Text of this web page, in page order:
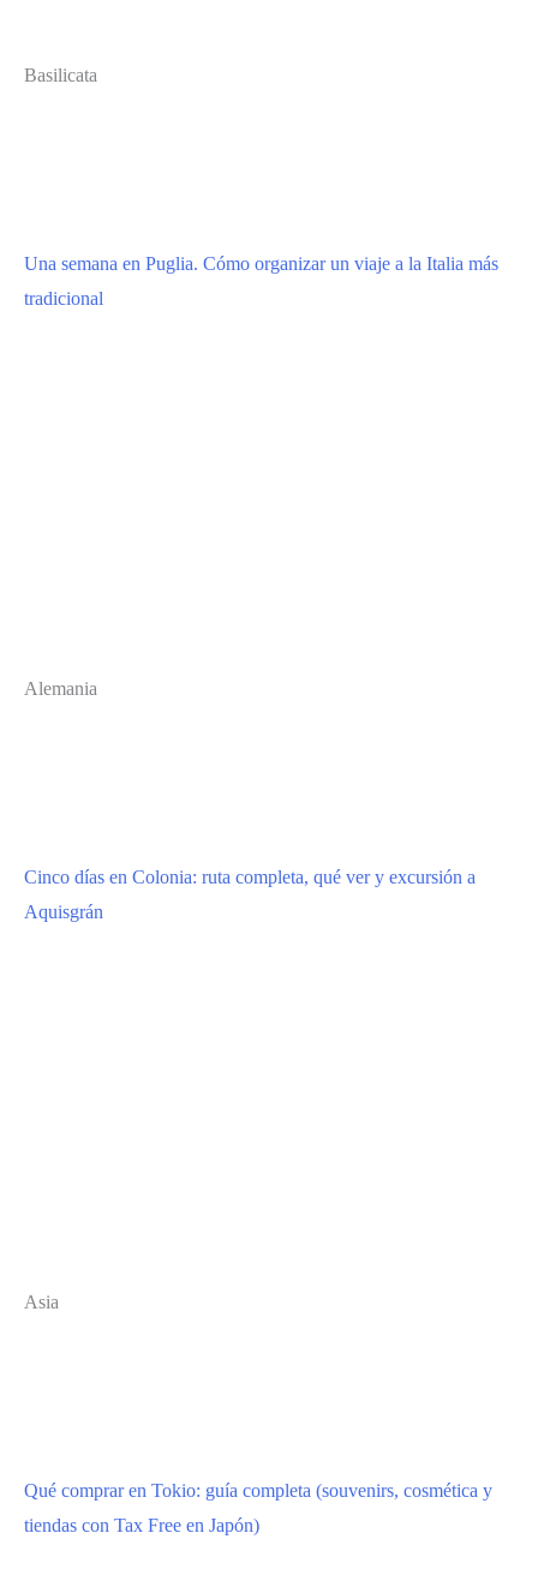
Basilicata
Una semana en Puglia. Cómo organizar un viaje a la Italia más
tradicional
Alemania
Cinco días en Colonia: ruta completa, qué ver y excursión a
Aquisgrán
Asia
Qué comprar en Tokio: guía completa (souvenirs, cosmética y
tiendas con Tax Free en Japón)